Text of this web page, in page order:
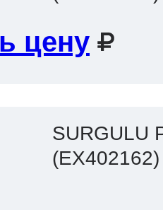
цену
SURGULU
(EX402162)